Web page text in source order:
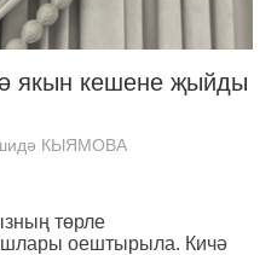
якын кешене җыйды
КЫЯМОВА
төрле
оештырыла. Кичә